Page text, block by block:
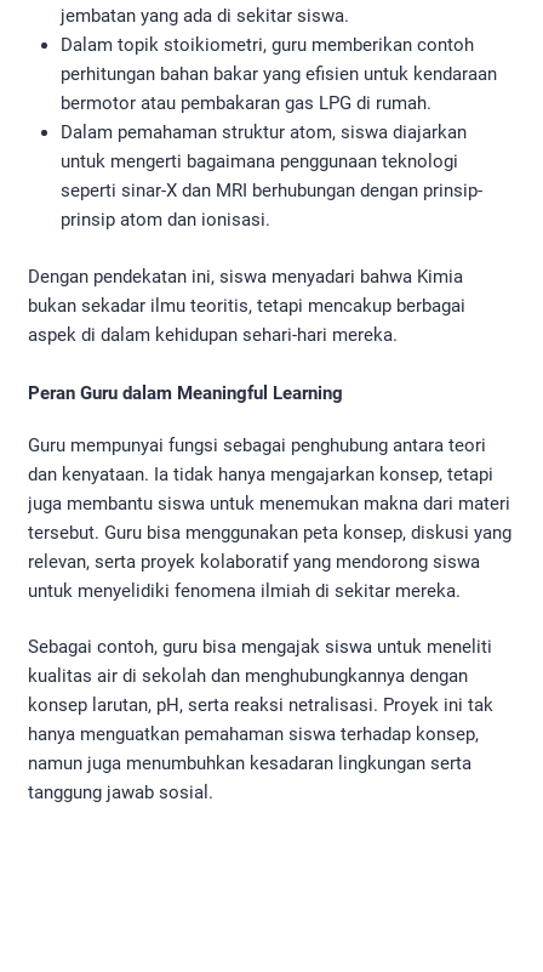
jembatan yang ada di sekitar siswa.
Dalam topik stoikiometri, guru memberikan contoh
perhitungan bahan bakar yang efisien untuk kendaraan
bermotor atau pembakaran gas LPG di rumah.
Dalam pemahaman struktur atom, siswa diajarkan
untuk mengerti bagaimana penggunaan teknologi
seperti sinar-X dan MRI berhubungan dengan prinsip-
prinsip atom dan ionisasi.
Dengan pendekatan ini, siswa menyadari bahwa Kimia
bukan sekadar ilmu teoritis, tetapi mencakup berbagai
aspek di dalam kehidupan sehari-hari mereka.
Peran Guru dalam Meaningful Learning
Guru mempunyai fungsi sebagai penghubung antara teori
dan kenyataan. Ia tidak hanya mengajarkan konsep, tetapi
juga membantu siswa untuk menemukan makna dari materi
tersebut. Guru bisa menggunakan peta konsep, diskusi yang
relevan, serta proyek kolaboratif yang mendorong siswa
untuk menyelidiki fenomena ilmiah di sekitar mereka.
Sebagai contoh, guru bisa mengajak siswa untuk meneliti
kualitas air di sekolah dan menghubungkannya dengan
konsep larutan, pH, serta reaksi netralisasi. Proyek ini tak
hanya menguatkan pemahaman siswa terhadap konsep,
namun juga menumbuhkan kesadaran lingkungan serta
tanggung jawab sosial.